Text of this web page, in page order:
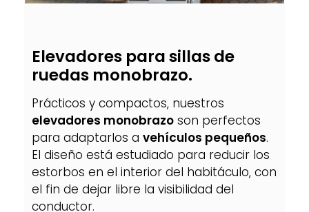
Elevadores para sillas de
ruedas monobrazo.
Prácticos y compactos, nuestros
elevadores monobrazo son perfectos
para adaptarlos a vehículos pequeños.
El diseño está estudiado para reducir los
estorbos en el interior del habitáculo, con
el fin de dejar libre la visibilidad del
conductor.